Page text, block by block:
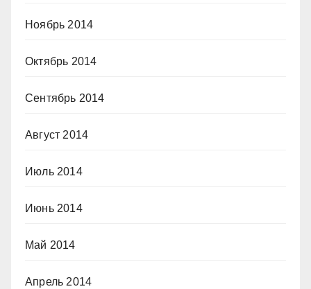
Ноябрь 2014
Октябрь 2014
Сентябрь 2014
Август 2014
Июль 2014
Июнь 2014
Май 2014
Апрель 2014